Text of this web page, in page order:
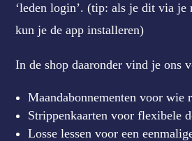
‘leden login’. (tip: als je dit via je
kun je de app installeren)
In de shop daaronder vind je ons
Maandabonnementen voor wie
Strippenkaarten voor flexibele
Losse lessen voor een